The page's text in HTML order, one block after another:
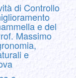
di Controllo
e del
Massimo
e